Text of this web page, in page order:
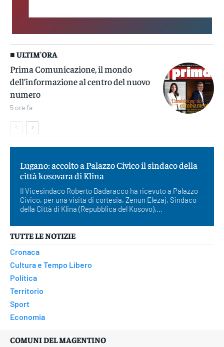
■ ULTIM'ORA
Prima Comunicazione, il mondo
dell’informazione al centro del nuovo
numero
5 ore fa
Lugano: accolto a Palazzo Civico il sindaco della
città kosovara di Klina
Il Vicesindaco Roberto Badaracco ha ricevuto a Palazzo
Civico, per una visita di cortesia, Zenun Elezaj, Sindaco
della Città di Klina (Repubblica del Kosovo),...
TUTTE LE NOTIZIE
Cronaca
Cultura e Tempo Libero
Politica
Territorio
Sport
Economia
COMUNI DEL MAGENTINO